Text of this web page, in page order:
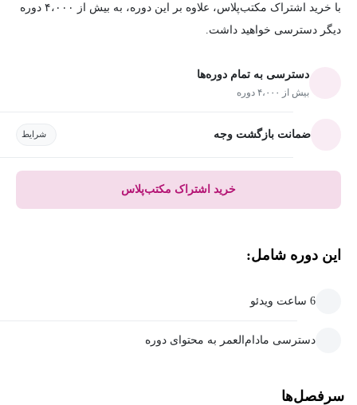
با خرید اشتراک مکتب‌پلاس، علاوه بر این دوره، به بیش از ۴،۰۰۰ دوره
دیگر دسترسی خواهید داشت.
دسترسی به تمام دوره‌ها
بیش از ۴،۰۰۰ دوره
ضمانت بازگشت وجه شرایط
خرید اشتراک مکتب‌پلاس
این دوره شامل:
6 ساعت ویدئو
دسترسی مادام‌العمر به محتوای دوره
سرفصل‌ها